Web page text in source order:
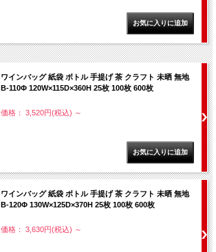
ワインバッグ 紙袋 ボトル 手提げ 茶 クラフト 未晒 無地
B-110Φ 120W×115D×360H 25枚 100枚 600枚
価格： 3,520円(税込) ～
ワインバッグ 紙袋 ボトル 手提げ 茶 クラフト 未晒 無地
B-120Φ 130W×125D×370H 25枚 100枚 600枚
価格： 3,630円(税込) ～